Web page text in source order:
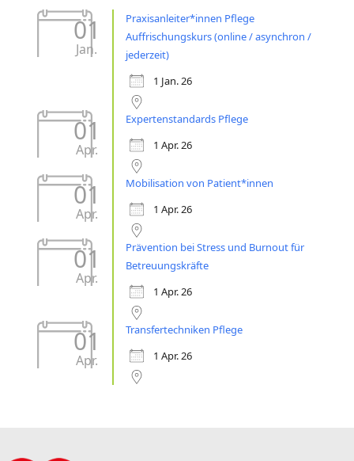
01
Jan.
Praxisanleiter*innen Pflege
Auffrischungskurs (online / asynchron /
jederzeit)
1 Jan. 26
01
Apr.
Expertenstandards Pflege
1 Apr. 26
01
Apr.
Mobilisation von Patient*innen
1 Apr. 26
01
Apr.
Prävention bei Stress und Burnout für
Betreuungskräfte
1 Apr. 26
01
Apr.
Transfertechniken Pflege
1 Apr. 26